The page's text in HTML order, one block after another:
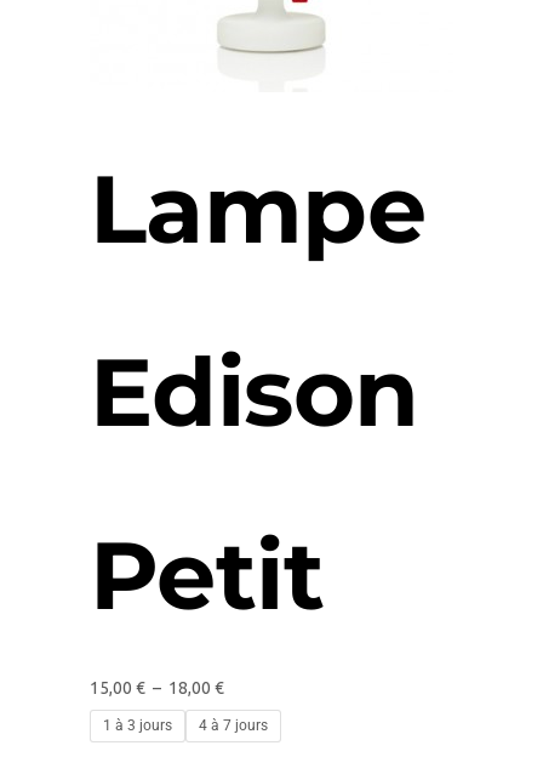
Lampe
Edison
Petit
15,00 € – 18,00 €
1 à 3 jours 4 à 7 jours